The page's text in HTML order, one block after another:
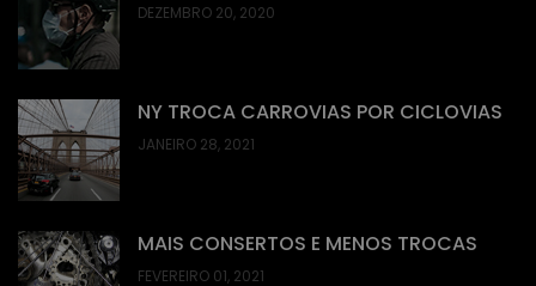
DEZEMBRO 20, 2020
NY TROCA CARROVIAS POR CICLOVIAS
JANEIRO 28, 2021
MAIS CONSERTOS E MENOS TROCAS
FEVEREIRO 01, 2021